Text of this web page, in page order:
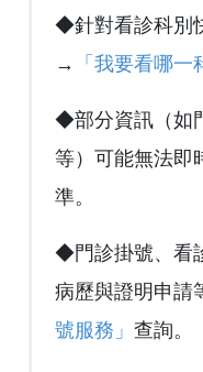
◆針對看診科別
→
「我要看哪一
◆部分資訊（如
等）可能無法即
準。
◆門診掛號、看
病歷與證明申請
號服務」 查詢。